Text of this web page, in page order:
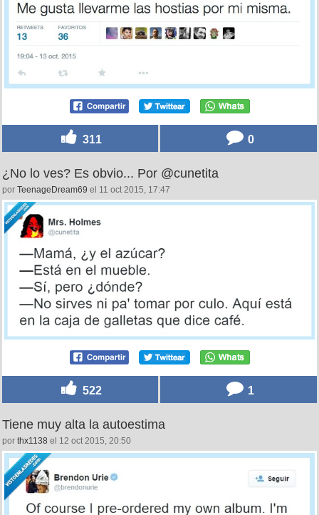
311 0
¿No lo ves? Es obvio... Por @cunetita
por TeenageDream69 el 11 oct 2015, 17:47
522 1
Tiene muy alta la autoestima
por thx1138 el 12 oct 2015, 20:50